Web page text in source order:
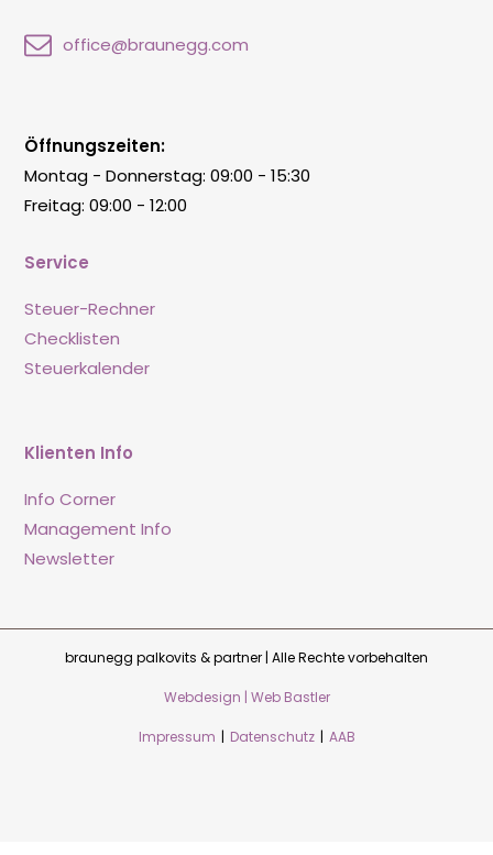
office@braunegg.com
Service
Steuer-Rechner
Checklisten
Steuerkalender
Klienten Info
Info Corner
Management Info
Newsletter
Öffnungszeiten:
Montag - Donnerstag: 09:00 - 15:30
Freitag: 09:00 - 12:00
braunegg palkovits & partner | Alle Rechte vorbehalten
Webdesign | Web Bastler
Impressum | Datenschutz | AAB